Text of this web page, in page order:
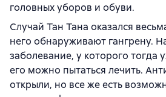
головных уборов и обуви.
Случай Тан Тана оказался
него обнаруживают гангрену.
заболевание, у которого тогда
его можно пытаться лечить.
открыли, но все же есть